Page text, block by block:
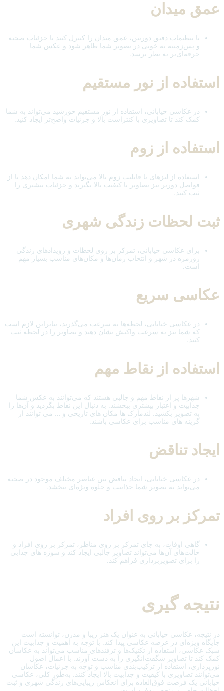
عمق میدان
با تنظیمات دقیق دوربین، عمق میدان را کنترل کنید تا جزئیات صحنه
و پس‌زمینه به خوبی در تصویر شما ظاهر شود و عکس شما
حرفه‌ای‌تر به نظر برسد.
استفاده از نور مستقیم
در عکاسی خیابانی، استفاده از نور مستقیم خورشید می‌تواند به شما
کمک کند تا تصاویری با کنتراست بالا و جزئیات واضح‌تر ایجاد کنید.
استفاده از زوم
استفاده از لنزهای با قابلیت زوم بالا می‌تواند به شما امکان دهد تا از
فواصل دورتر نیز تصاویر با کیفیت بالا بگیرید و جزئیات بیشتری را
ثبت کنید.
ثبت لحظات زندگی شهری
برای عکاسی خیابانی، تمرکز بر روی لحظات و رویدادهای زندگی
روزمره در شهر و انتخاب زمان‌ها و مکان‌های مناسب بسیار مهم
است.
عکاسی سریع
در عکاسی خیابانی، لحظه‌ها به سرعت می‌گذرند، بنابراین لازم است
که شما نیز به سرعت واکنش نشان دهید و تصاویر را در لحظه ثبت
کنید.
استفاده از نقاط مهم
شهرها پر از نقاط مهم و جالبی هستند که می‌توانند به عکس شما
جذابیت و اعتبار بیشتری ببخشند. به دنبال این نقاط بگردید و آن‌ها را
به تصویر بکشید. لندمارک ها مکان های تاریخی و … می توانند از
گزینه های مناسب برای عکاسی باشند.
ایجاد تناقض
در عکاسی خیابانی، ایجاد تناقض بین عناصر مختلف موجود در صحنه
می‌تواند به تصویر شما جذابیت و جلوه ویژه‌ای ببخشد.
تمرکز بر روی افراد
گاهی اوقات، به جای تمرکز بر روی مناظر، تمرکز بر روی افراد و
حالت‌های آن‌ها می‌تواند تصاویر جالبی ایجاد کند و سوژه های جذابی
را برای تصویربرداری فراهم کند.
نتیجه گیری
در نتیجه، عکاسی خیابانی به عنوان یک هنر زیبا و مدرن، توانسته است
جایگاه ویژه‌ای در عرصه عکاسی پیدا کند. با توجه به اهمیت و جذابیت این
سبک عکاسی، استفاده از تکنیک‌ها و ترفندهای مناسب می‌تواند به عکاسان
کمک کند تا تصاویر شگفت‌انگیزی را به دست آورند. با اعمال اصول
نورپردازی، استفاده از ترکیب‌بندی مناسب و توجه به جزئیات، عکاسان
می‌توانند تصاویری با کیفیت و جذابیت بالا ایجاد کنند. به‌طور کلی، عکاسی
خیابانی یک فرصت فوق‌العاده برای انعکاس زیبایی‌های زندگی شهری و ثبت